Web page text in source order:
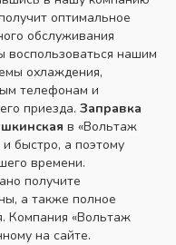
оптимальное
обслуживания
воспользоваться нашим
охлаждения,
телефонам и
приезда. Заправка
в «Вольтаж
и быстро, а поэтому
времени.
получите
а также полное
Компания «Вольтаж
на сайте.